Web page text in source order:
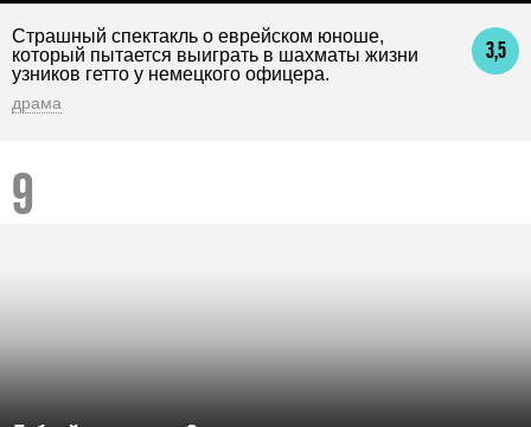
3,5
Страшный спектакль о еврейском юноше,
который пытается выиграть в шахматы жизни
узников гетто у немецкого офицера.
драма